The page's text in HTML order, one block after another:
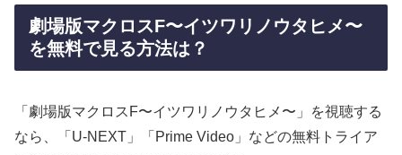
劇場版マクロスF〜イツワリノウタヒメ〜
を無料で見る方法は？
「劇場版マクロスF〜イツワリノウタヒメ〜」を視聴する
なら、「U-NEXT」「Prime Video」などの無料トライア